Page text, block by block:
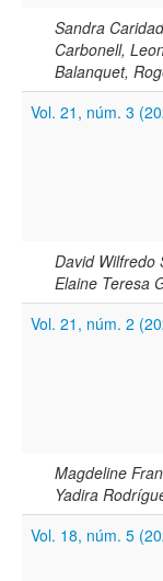
Sandra
Carbonell,
Balanquet,
Vol. 21, núm. 3
David Wilfredo
Elaine Teresa
Vol. 21, núm. 2
Magdeline
Yadira
Vol. 18, núm. 5